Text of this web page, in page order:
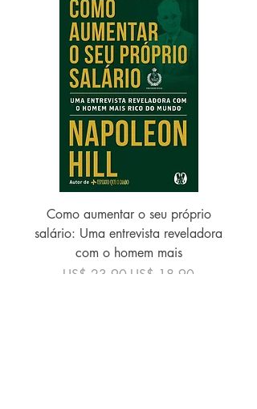
Como aumentar o seu próprio
salário: Uma entrevista reveladora
com o homem mais
Preço normal
US$ 23,90 Preço promocional
US$ 18,90